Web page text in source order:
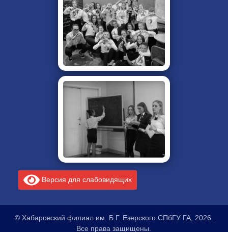
Версия для слабовидящих
© Хабаровский филиал им. Б.Г. Езерского СПбГУ ГА, 2026.
Все права защищены.